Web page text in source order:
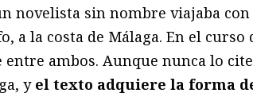
novelista sin nombre viajaba
a la costa de Málaga. En el curso
entre ambos. Aunque nunca lo
y el texto adquiere la forma